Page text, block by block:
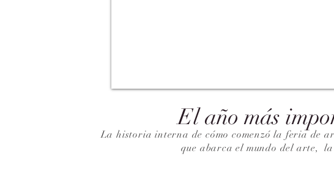
El año más
La historia interna de cómo comenzó la feria de
que abarca el mundo del arte,